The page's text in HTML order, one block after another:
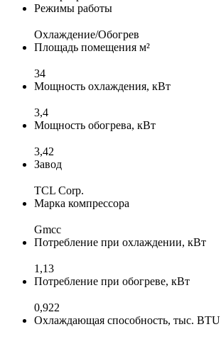
Режимы работы
Охлаждение/Обогрев
Площадь помещения м²
34
Мощность охлаждения, кВт
3,4
Мощность обогрева, кВт
3,42
Завод
TCL Corp.
Марка компрессора
Gmcc
Потребление при охлаждении, кВт
1,13
Потребление при обогреве, кВт
0,922
Охлаждающая способность, тыс. BTU